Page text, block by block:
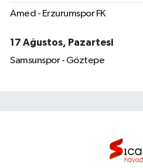
Amed - Erzurumspor FK
17 Ağustos, Pazartesi
Samsunspor - Göztepe